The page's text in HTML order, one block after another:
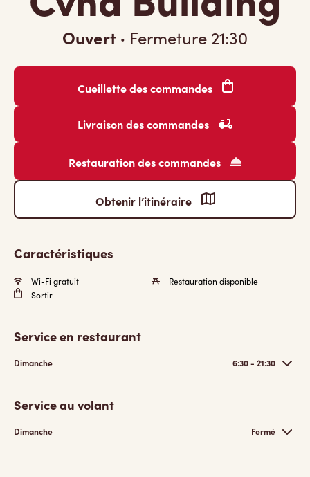
Ouvert · Fermeture 21:30
Cueillette des commandes
Livraison des commandes
Restauration des commandes
Obtenir l’itinéraire
Caractéristiques
Wi-Fi gratuit
Restauration disponible
Sortir
Service en restaurant
Dimanche 6:30 - 21:30
Service au volant
Dimanche Fermé